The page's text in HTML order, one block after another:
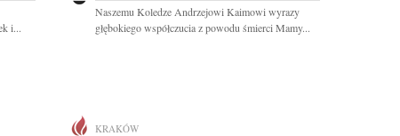
i...
Naszemu Koledze Andrzejowi Kaimowi wyrazy
głębokiego współczucia z powodu śmierci Mamy...
KRAKÓW